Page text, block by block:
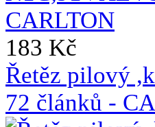
183 Kč
Řetěz pilový
72 článků -